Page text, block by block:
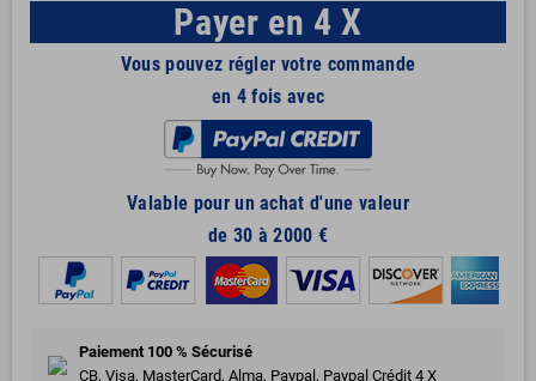
Payer en 4 X
Vous pouvez régler votre commande
en 4 fois avec
Valable pour un achat d'une valeur
de 30 à 2000 €
Paiement 100 % Sécurisé
CB, Visa, MasterCard, Alma, Paypal, Paypal Crédit 4 X